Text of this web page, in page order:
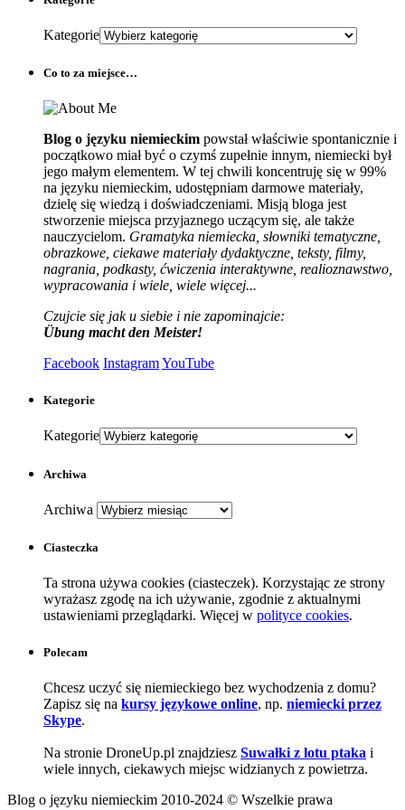
Kategorie
Co to za miejsce…
Blog o języku niemieckim powstał właściwie spontanicznie i
początkowo miał być o czymś zupełnie innym, niemiecki był
jego małym elementem. W tej chwili koncentruję się w 99%
na języku niemieckim, udostępniam darmowe materiały,
dzielę się wiedzą i doświadczeniami. Misją bloga jest
stworzenie miejsca przyjaznego uczącym się, ale także
nauczycielom. Gramatyka niemiecka, słowniki tematyczne,
obrazkowe, ciekawe materiały dydaktyczne, teksty, filmy,
nagrania, podkasty, ćwiczenia interaktywne, realioznawstwo,
wypracowania i wiele, wiele więcej...
Czujcie się jak u siebie i nie zapominajcie:
Übung macht den Meister!
Facebook InstagramYouTube
Kategorie
Kategorie
Archiwa
Archiwa
Ciasteczka
Ta strona używa cookies (ciasteczek). Korzystając ze strony
wyrażasz zgodę na ich używanie, zgodnie z aktualnymi
ustawieniami przeglądarki. Więcej w polityce cookies.
Polecam
Chcesz uczyć się niemieckiego bez wychodzenia z domu?
Zapisz się na kursy językowe online, np. niemiecki przez
Skype.
Na stronie DroneUp.pl znajdziesz Suwałki z lotu ptaka i
wiele innych, ciekawych miejsc widzianych z powietrza.
Blog o języku niemieckim 2010-2024 © Wszelkie prawa